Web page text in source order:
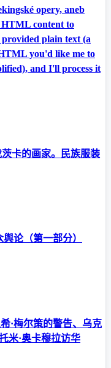
opery, aneb
HTML content to
provided plain text (a
you'd like me to
and I'll process it
卡的画家。民族服装
论（第一部分）
·梅尔策的警告、乌克
米·奥卡穆拉访华